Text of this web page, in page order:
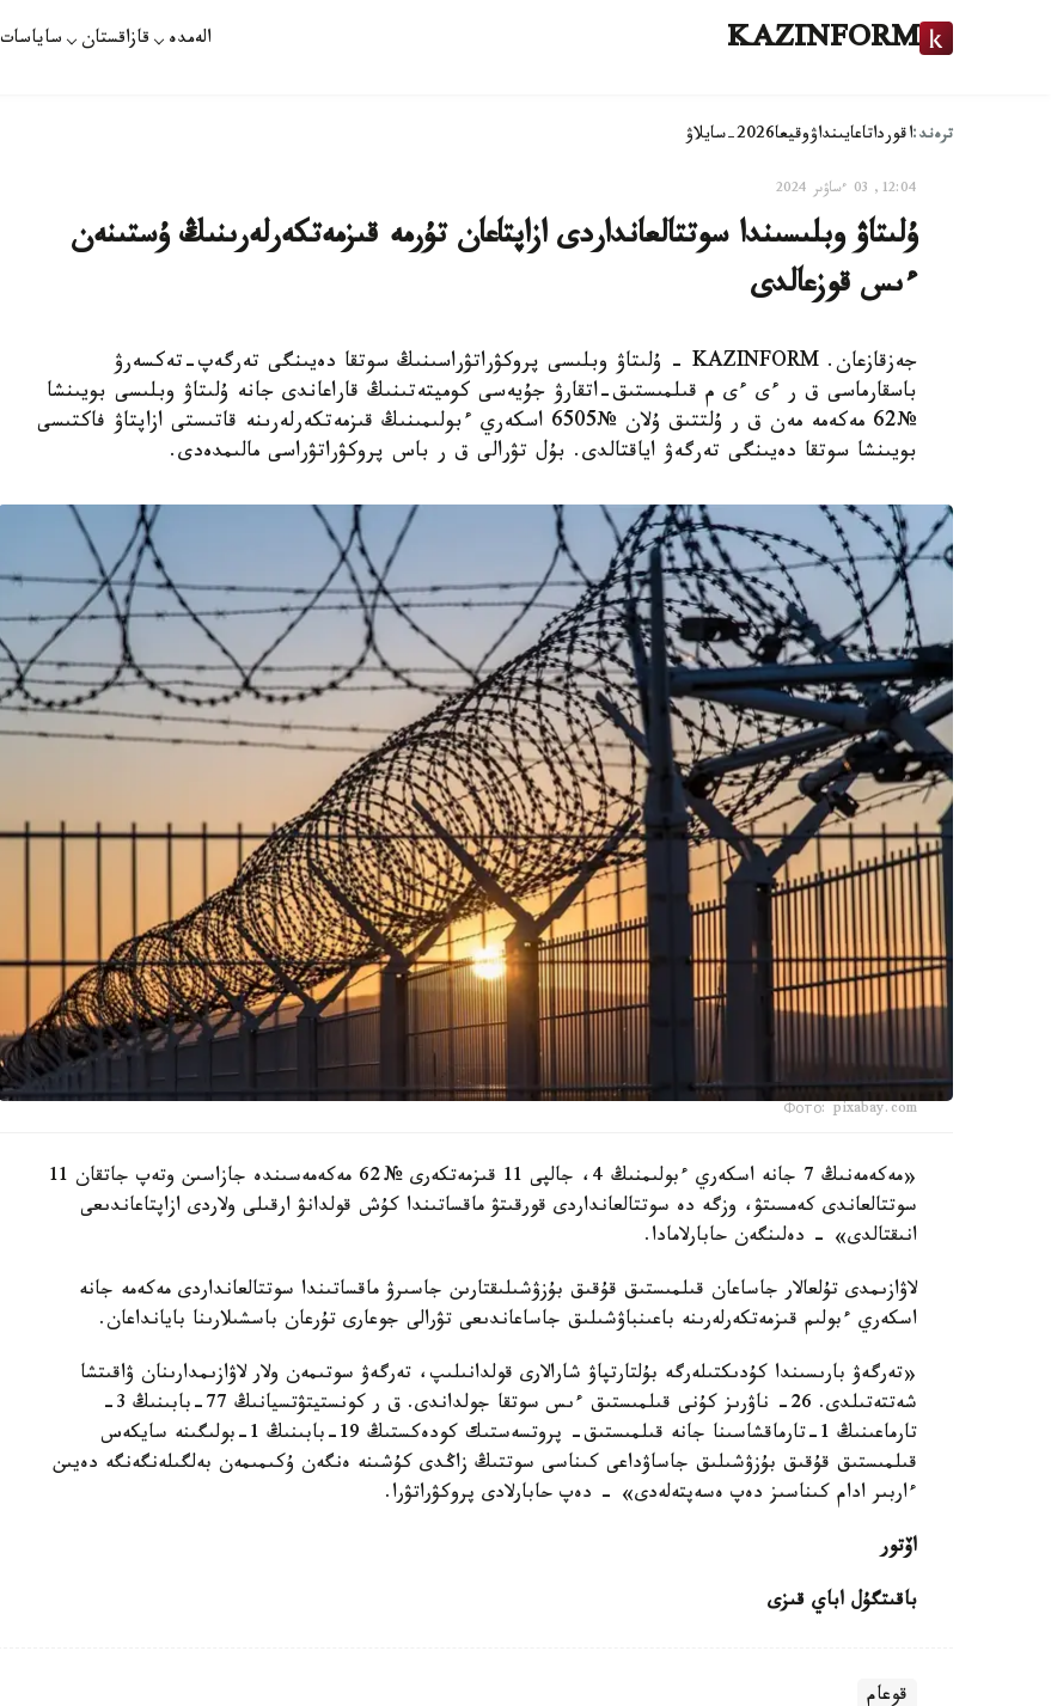
KAZINFORM الەمدە قازاقستان ساياسات
ترەند:اقورداتاعايىنداۋوقيعا2026-سايلاۋ
12:04, 03 ءساۋىر 2024
ۇلىتاۋ وبلىسىندا سوتتالعانداردى ازاپتاعان تۇرمە قىزمەتكەرلەرىنىڭ ۇستىنەن
ءىس قوزعالدى
جەزقازعان. KAZINFORM - ۇلىتاۋ وبلىسى پروكۋراتۋراسىنىڭ سوتقا دەيىنگى تەرگەپ-تەكسەرۋ
باسقارماسى ق ر ءى ءى م قىلمىستىق-اتقارۋ جۇيەسى كوميتەتىنىڭ قاراعاندى جانە ۇلىتاۋ وبلىسى بويىنشا
№62 مەكەمە مەن ق ر ۇلتتىق ۇلان №6505 اسكەري ءبولىمىنىڭ قىزمەتكەرلەرىنە قاتىستى ازاپتاۋ فاكتىسى
بويىنشا سوتقا دەيىنگى تەرگەۋ اياقتالدى. بۇل تۋرالى ق ر باس پروكۋراتۋراسى مالىمدەدى.
Фото: pixabay.com
«مەكەمەنىڭ 7 جانە اسكەري ءبولىمنىڭ 4، جالپى 11 قىزمەتكەرى № 62 مەكەمەسىندە جازاسىن وتەپ جاتقان 11
سوتتالعاندى كەمسىتۋ، وزگە دە سوتتالعانداردى قورقىتۋ ماقساتىندا كۇش قولدانۋ ارقىلى ولاردى ازاپتاعاندىعى
انىقتالدى» - دەلىنگەن حابارلامادا.
لاۋازىمدى تۇلعالار جاساعان قىلمىستىق قۇقىق بۇزۋشىلىقتارىن جاسىرۋ ماقساتىندا سوتتالعانداردى مەكەمە جانە
اسكەري ءبولىم قىزمەتكەرلەرىنە باعىنباۋشىلىق جاساعاندىعى تۋرالى جوعارى تۇرعان باسشىلارىنا بايانداعان.
«تەرگەۋ بارىسىندا كۇدىكتىلەرگە بۇلتارتپاۋ شارالارى قولدانىلىپ، تەرگەۋ سوتىمەن ولار لاۋازىمدارىنان ۋاقىتشا
شەتتەتىلدى. 26- ناۋرىز كۇنى قىلمىستىق ءىس سوتقا جولداندى. ق ر كونستيتۋتسيانىڭ 77-بابىنىڭ 3-
تارماعىنىڭ 1-تارماقشاسىنا جانە قىلمىستىق- پروتسەستىك كودەكستىڭ 19-بابىنىڭ 1-بولىگىنە سايكەس
قىلمىستىق قۇقىق بۇزۋشىلىق جاساۋداعى كىناسى سوتتىڭ زاڭدى كۇشىنە ەنگەن ۇكىمىمەن بەلگىلەنگەنگە دەيىن
ءاربىر ادام كىناسىز دەپ ەسەپتەلەدى» - دەپ حابارلادى پروكۋراتۋرا.
اۆتور
باقىتگۇل اباي قىزى
قوعام